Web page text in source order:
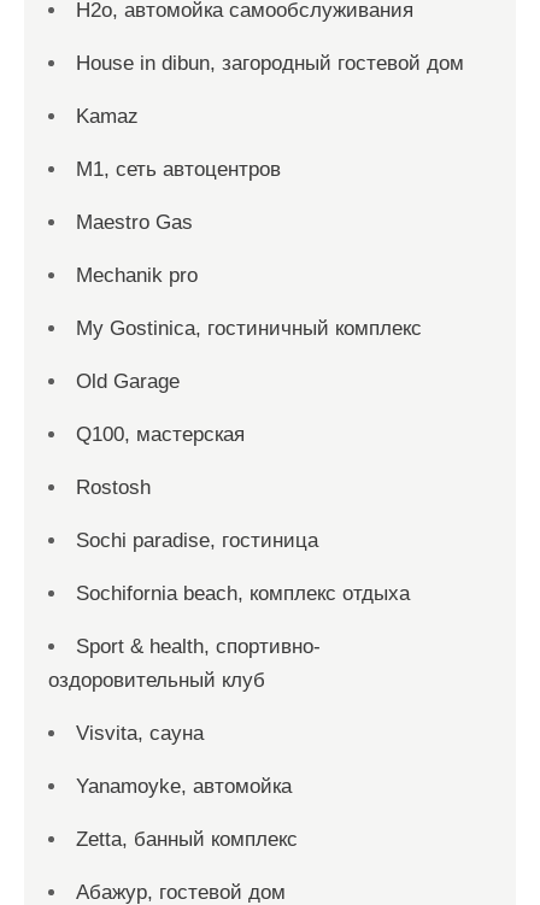
H2o, автомойка самообслуживания
House in dibun, загородный гостевой дом
Kamaz
M1, сеть автоцентров
Maestro Gas
Mechanik pro
My Gostinica, гостиничный комплекс
Old Garage
Q100, мастерская
Rostosh
Sochi paradise, гостиница
Sochifornia beach, комплекс отдыха
Sport & health, спортивно-
оздоровительный клуб
Visvita, сауна
Yanamoyke, автомойка
Zetta, банный комплекс
Абажур, гостевой дом